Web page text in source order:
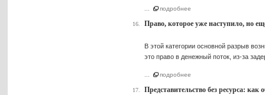
подробнее
16. Право, которое уже наступило, но
В этой категории основной разрыв
это право в денежный поток, из-за
подробнее
17. Представительство без ресурса: